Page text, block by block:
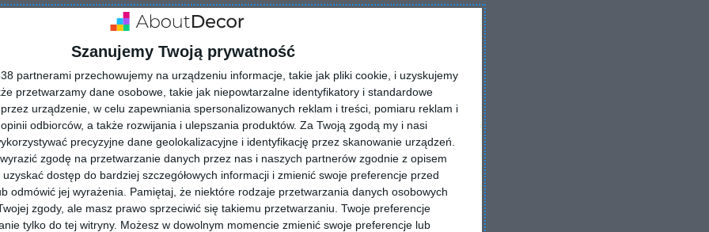
Szanujemy Twoją prywatność
partnerami przechowujemy na urządzeniu informacje, takie jak pliki cookie, i uzyskujemy
przetwarzamy dane osobowe, takie jak niepowtarzalne identyfikatory i standardowe
przez urządzenie, w celu zapewniania spersonalizowanych reklam i treści, pomiaru reklam i
odbiorców, a także rozwijania i ulepszania produktów. Za Twoją zgodą my i nasi
precyzyjne dane geolokalizacyjne i identyfikację przez skanowanie urządzeń.
zgodę na przetwarzanie danych przez nas i naszych partnerów zgodnie z opisem
dostęp do bardziej szczegółowych informacji i zmienić swoje preferencje przed
odmówić jej wyrażenia.
Pamiętaj, że niektóre rodzaje przetwarzania danych osobowych
zgody, ale masz prawo sprzeciwić się takiemu przetwarzaniu. Twoje preferencje
tylko do tej witryny. Możesz w dowolnym momencie zmienić swoje preferencje lub